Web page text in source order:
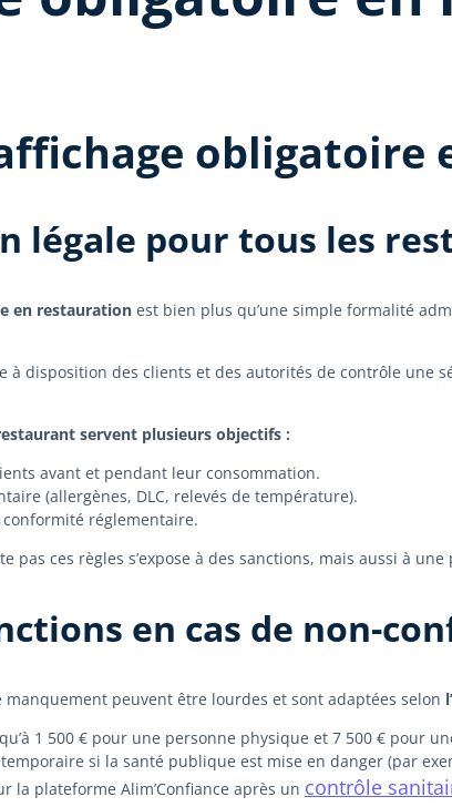
légale pour tous les
en restauration est bien plus qu’une simple formalité
à disposition des clients et des autorités de contrôle une
servent plusieurs objectifs :
avant et pendant leur consommation.
(allergènes, DLC, relevés de température).
réglementaire.
pas ces règles s’expose à des sanctions, mais aussi à
en cas de non-
manquement peuvent être lourdes et sont adaptées selon
1 500 € pour une personne physique et 7 500 € pour
si la santé publique est mise en danger (par
la plateforme Alim’Confiance après un contrôle